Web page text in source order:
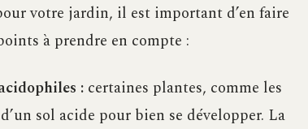
votre jardin, il est important d’en faire
à prendre en compte :
:certaines plantes, comme les
sol acide pour bien se développer. La